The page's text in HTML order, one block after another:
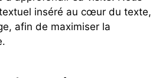
inséré au cœur du texte,
afin de maximiser la